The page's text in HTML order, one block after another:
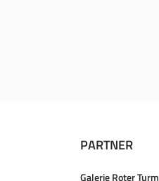
PARTNER
Galerie Roter Turm